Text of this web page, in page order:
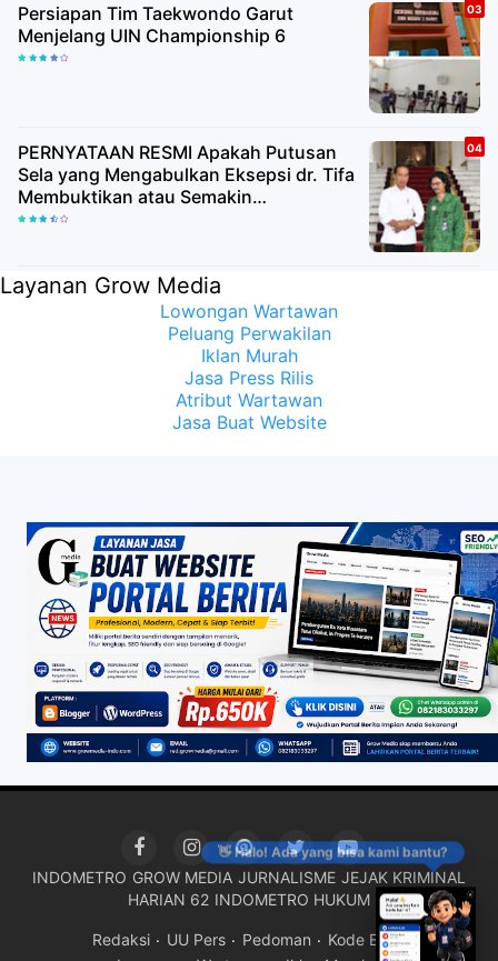
Persiapan Tim Taekwondo Garut
Menjelang UIN Championship 6
PERNYATAAN RESMI Apakah Putusan
Sela yang Mengabulkan Eksepsi dr. Tifa
Membuktikan atau Semakin
Meyakinkan Publik Bahwa Ijazah
Layanan Grow Media
Lowongan Wartawan
Peluang Perwakilan
Iklan Murah
Jasa Press Rilis
Atribut Wartawan
Jasa Buat Website
👋 Halo! Ada yang bisa kami bantu?
INDOMETRO GROW MEDIA JURNALISME JEJAK KRIMINAL
HARIAN 62 INDOMETRO HUKUM
Redaksi UU Pers Pedoman
Kode Etik